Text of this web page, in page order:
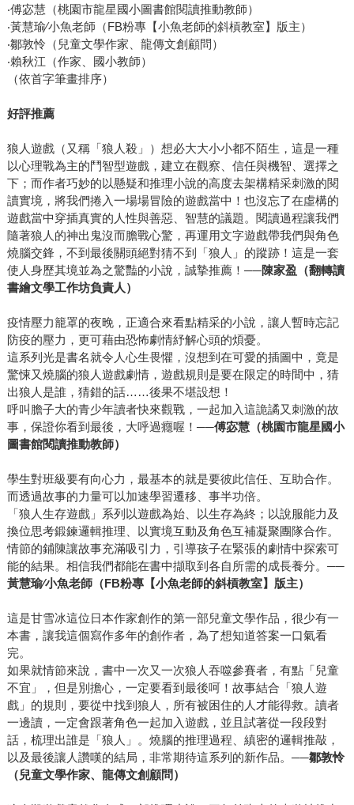
‧傅宓慧（桃園市龍星國小圖書館閱讀推動教師）
‧黃慧瑜∕小魚老師（FB粉專【小魚老師的斜槓教室】版主）
‧鄒敦怜（兒童文學作家、龍傳文創顧問）
‧賴秋江（作家、國小教師）
（依首字筆畫排序）
好評推薦
狼人遊戲（又稱「狼人殺」）想必大大小小都不陌生，這是一種
以心理戰為主的鬥智型遊戲，建立在觀察、信任與機智、選擇之
下；而作者巧妙的以懸疑和推理小說的高度去架構精采刺激的閱
讀實境，將我們捲入一場場冒險的遊戲當中！也沒忘了在虛構的
遊戲當中穿插真實的人性與善惡、智慧的議題。閱讀過程讓我們
隨著狼人的神出鬼沒而膽戰心驚，再運用文字遊戲帶我們與角色
燒腦交鋒，不到最後關頭絕對猜不到「狼人」的蹤跡！這是一套
使人身歷其境並為之驚豔的小說，誠摯推薦！──陳家盈（翻轉讀
書繪文學工作坊負責人）
疫情壓力籠罩的夜晚，正適合來看點精采的小說，讓人暫時忘記
防疫的壓力，更可藉由恐怖劇情紓解心頭的煩憂。
這系列光是書名就令人心生畏懼，沒想到在可愛的插圖中，竟是
驚悚又燒腦的狼人遊戲劇情，遊戲規則是要在限定的時間中，猜
出狼人是誰，猜錯的話……後果不堪設想！
呼叫膽子大的青少年讀者快來觀戰，一起加入這詭譎又刺激的故
事，保證你看到最後，大呼過癮喔！──傅宓慧（桃園市龍星國小
圖書館閱讀推動教師）
學生對班級要有向心力，最基本的就是要彼此信任、互助合作。
而透過故事的力量可以加速學習遷移、事半功倍。
「狼人生存遊戲」系列以遊戲為始、以生存為終；以說服能力及
換位思考鍛鍊邏輯推理、以實境互動及角色互補凝聚團隊合作。
情節的鋪陳讓故事充滿吸引力，引導孩子在緊張的劇情中探索可
能的結果。相信我們都能在書中擷取到各自所需的成長養分。──
黃慧瑜∕小魚老師（FB粉專【小魚老師的斜槓教室】版主）
這是甘雪冰這位日本作家創作的第一部兒童文學作品，很少有一
本書，讓我這個寫作多年的創作者，為了想知道答案一口氣看
完。
如果就情節來說，書中一次又一次狼人吞噬參賽者，有點「兒童
不宜」，但是別擔心，一定要看到最後呵！故事結合「狼人遊
戲」的規則，要從中找到狼人，所有被困住的人才能得救。讀者
一邊讀，一定會跟著角色一起加入遊戲，並且試著從一段段對
話，梳理出誰是「狼人」。燒腦的推理過程、縝密的邏輯推敲，
以及最後讓人讚嘆的結局，非常期待這系列的新作品。──鄒敦怜
（兒童文學作家、龍傳文創顧問）